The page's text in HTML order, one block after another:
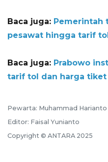
Baca juga: Pemerintah
pesawat hingga tarif
Baca juga: Prabowo
tarif tol dan harga tiket
Pewarta: Muhammad Harianto
Editor: Faisal Yunianto
Copyright © ANTARA 2025